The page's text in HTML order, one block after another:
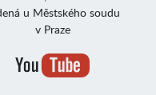
u Městského soudu
v Praze